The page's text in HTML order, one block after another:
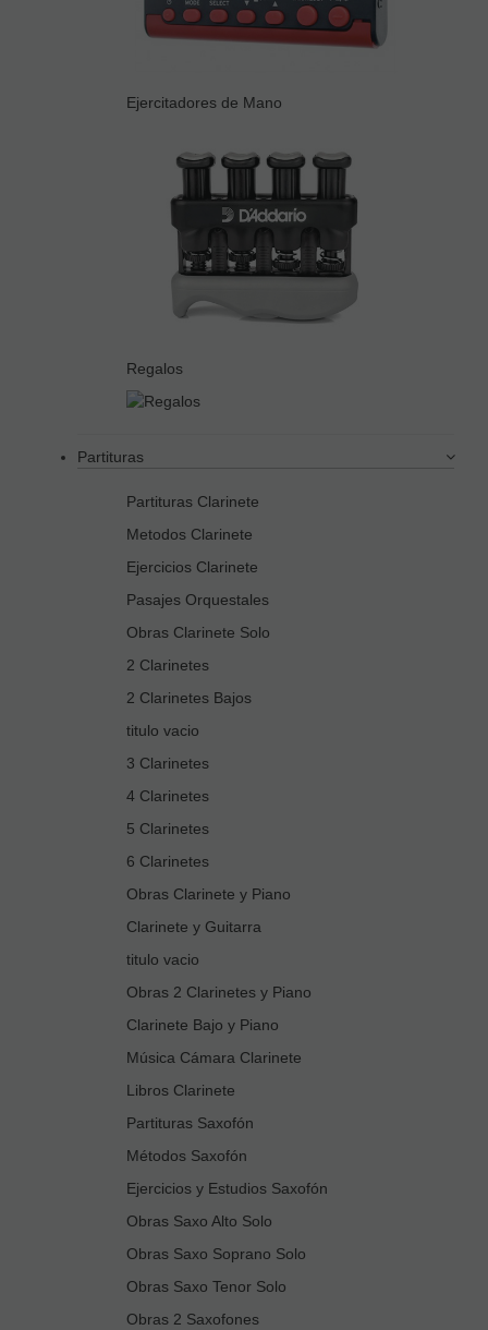
Ejercitadores de Mano
Regalos
Partituras
Partituras Clarinete
Metodos Clarinete
Ejercicios Clarinete
Pasajes Orquestales
Obras Clarinete Solo
2 Clarinetes
2 Clarinetes Bajos
titulo vacio
3 Clarinetes
4 Clarinetes
5 Clarinetes
6 Clarinetes
Obras Clarinete y Piano
Clarinete y Guitarra
titulo vacio
Obras 2 Clarinetes y Piano
Clarinete Bajo y Piano
Música Cámara Clarinete
Libros Clarinete
Partituras Saxofón
Métodos Saxofón
Ejercicios y Estudios Saxofón
Obras Saxo Alto Solo
Obras Saxo Soprano Solo
Obras Saxo Tenor Solo
Obras 2 Saxofones